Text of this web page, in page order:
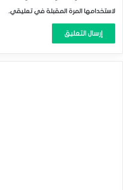
لاستخدامها المرة المقبلة في تعليقي.